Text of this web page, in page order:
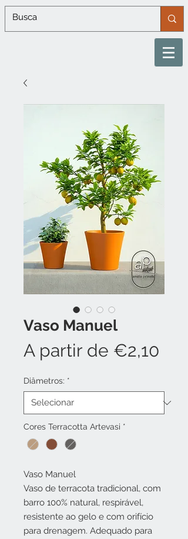
Vaso Manuel
A partir de €2,10
Diâmetros: *
Cores Terracotta Artevasi *
Vaso Manuel
Vaso de terracota tradicional, com
barro 100% natural, respirável,
resistente ao gelo e com orifício
para drenagem. Adequado para